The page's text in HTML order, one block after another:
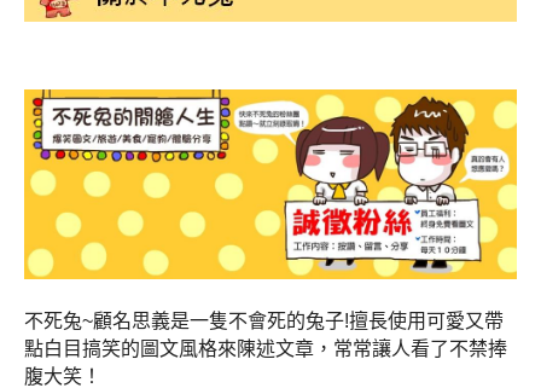
不死兔~顧名思義是一隻不會死的兔子!擅長使用可愛又帶
點白目搞笑的圖文風格來陳述文章，常常讓人看了不禁捧
腹大笑！